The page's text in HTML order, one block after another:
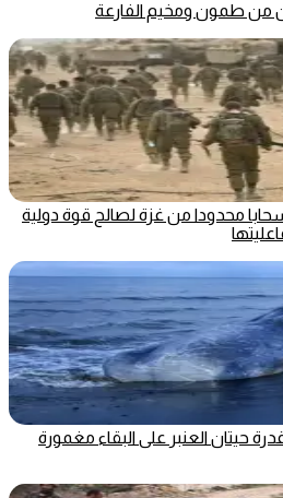
من طمون ومخيم الفارعة
محدودا من غزة لصالح قوة دولية
حيتان العنبر على البقاء مغمورة